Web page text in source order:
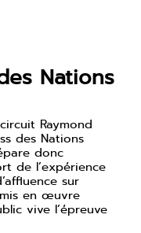
Nations
Raymond
des Nations
donc
de l’expérience
sur
en œuvre
vive l’épreuve